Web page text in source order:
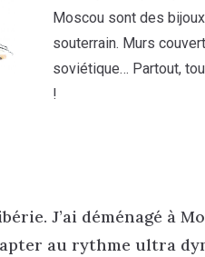
Moscou sont des
souterrain. Murs
soviétique… Partout,
!
J’ai déménagé à
au rythme ultra